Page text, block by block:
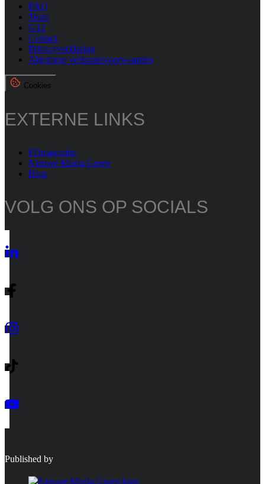
FAQ
Team
G12
Contact
Privacyverklaring
Algemene verkoopsvoorwaarden
Cookies
EXTERNE LINKS
FDmagazine
Nieuwe Media Groep
Htag
VOLG ONS OP SOCIALS
Published by